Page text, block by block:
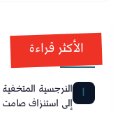
الأكثر قراءة
1 النرجسية
إلى استنزاف صامت